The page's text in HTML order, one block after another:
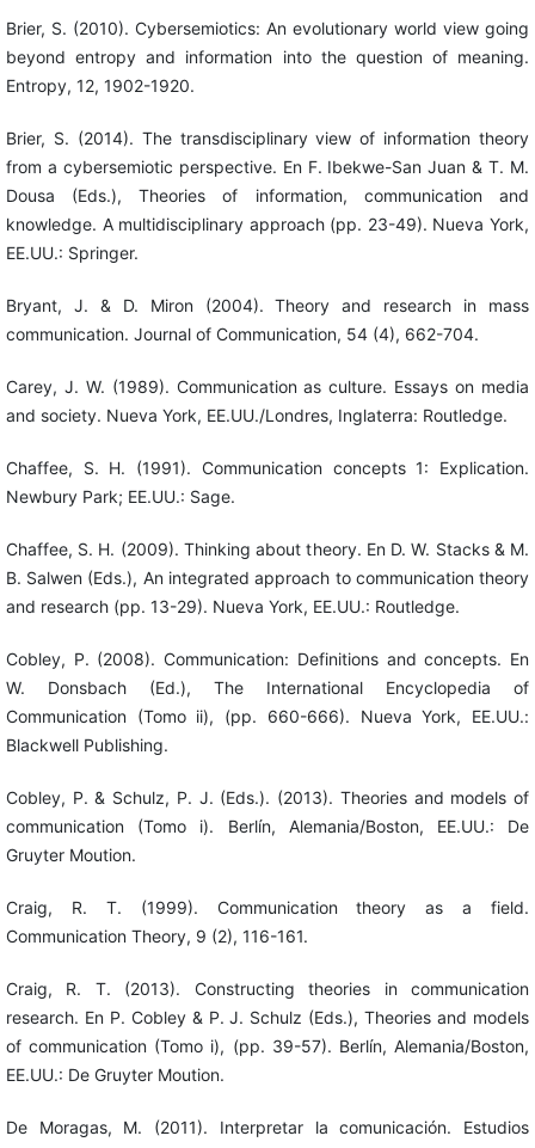
Brier, S. (2010). Cybersemiotics: An evolutionary world view going
beyond entropy and information into the question of meaning.
Entropy, 12, 1902-1920.
Brier, S. (2014). The transdisciplinary view of information theory
from a cybersemiotic perspective. En F. Ibekwe-San Juan & T. M.
Dousa (Eds.), Theories of information, communication and
knowledge. A multidisciplinary approach (pp. 23-49). Nueva York,
EE.UU.: Springer.
Bryant, J. & D. Miron (2004). Theory and research in mass
communication. Journal of Communication, 54 (4), 662-704.
Carey, J. W. (1989). Communication as culture. Essays on media
and society. Nueva York, EE.UU./Londres, Inglaterra: Routledge.
Chaffee, S. H. (1991). Communication concepts 1: Explication.
Newbury Park; EE.UU.: Sage.
Chaffee, S. H. (2009). Thinking about theory. En D. W. Stacks & M.
B. Salwen (Eds.), An integrated approach to communication theory
and research (pp. 13-29). Nueva York, EE.UU.: Routledge.
Cobley, P. (2008). Communication: Definitions and concepts. En
W. Donsbach (Ed.), The International Encyclopedia of
Communication (Tomo ii), (pp. 660-666). Nueva York, EE.UU.:
Blackwell Publishing.
Cobley, P. & Schulz, P. J. (Eds.). (2013). Theories and models of
communication (Tomo i). Berlín, Alemania/Boston, EE.UU.: De
Gruyter Moution.
Craig, R. T. (1999). Communication theory as a field.
Communication Theory, 9 (2), 116-161.
Craig, R. T. (2013). Constructing theories in communication
research. En P. Cobley & P. J. Schulz (Eds.), Theories and models
of communication (Tomo i), (pp. 39-57). Berlín, Alemania/Boston,
EE.UU.: De Gruyter Moution.
De Moragas, M. (2011). Interpretar la comunicación. Estudios